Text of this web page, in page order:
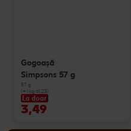
Gogoașă
Simpsons 57 g
57 g
(=1 kg 61.23)
La doar
3,49